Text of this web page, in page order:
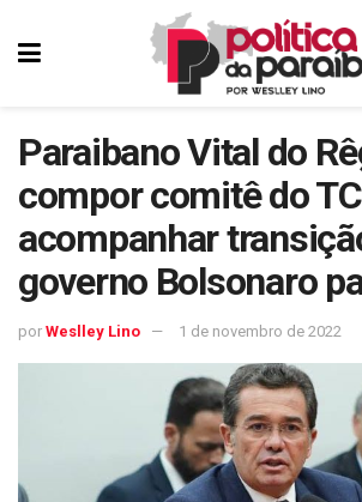
Paraibano Vital do
compor comitê do
acompanhar
governo Bolsonaro
por Weslley Lino 1 de novembro de 2022